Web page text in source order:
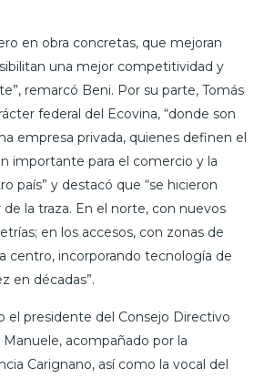
en obra concretas, que mejoran
una mejor competitividad y
remarcó Beni. Por su parte, Tomás
federal del Ecovina, “donde son
empresa privada, quienes definen el
importante para el comercio y la
país” y destacó que “se hicieron
la traza. En el norte, con nuevos
en los accesos, con zonas de
centro, incorporando tecnología de
en décadas”.
el presidente del Consejo Directivo
acompañado por la
Carignano, así como la vocal del